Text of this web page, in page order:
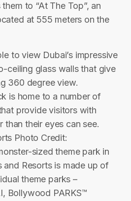
to “At The Top”, an
at 555 meters on the
to view Dubai’s impressive
ceiling glass walls that give
360 degree view.
is home to a number of
provide visitors with
than their eyes can see.
Photo Credit:
sized theme park in
and Resorts is made up of
theme parks –
Bollywood PARKS™